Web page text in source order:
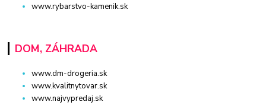
www.rybarstvo-kamenik.sk
DOM, ZÁHRADA
www.dm-drogeria.sk
www.kvalitnytovar.sk
www.najvypredaj.sk